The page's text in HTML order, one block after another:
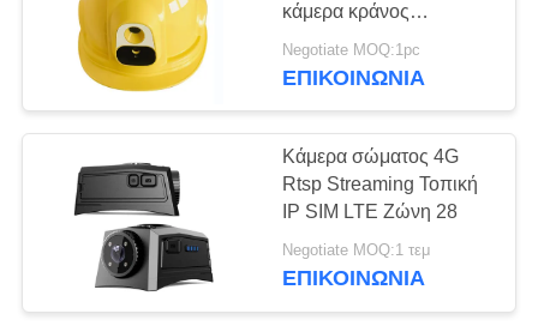
Ελλιμενίζοντας
σταθμός καμερών
κάμερα κράνος
ασφαλείας με
ενσωματωμένη
λειτουργίες
Negotiate MOQ:1pc
ΕΠΙΚΟΙΝΩΝΊΑ
Κάμερα σώματος 4G
Rtsp Streaming Τοπική
IP SIM LTE Ζώνη 28
Negotiate MOQ:1 τεμ
ΕΠΙΚΟΙΝΩΝΊΑ